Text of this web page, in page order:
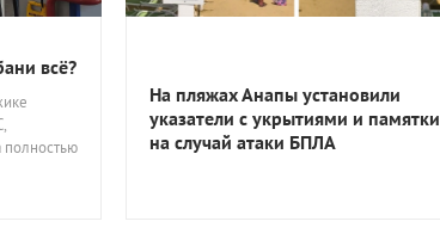
всё?
полностью
На пляжах Анапы установили
указатели с укрытиями и памятки
на случай атаки БПЛА